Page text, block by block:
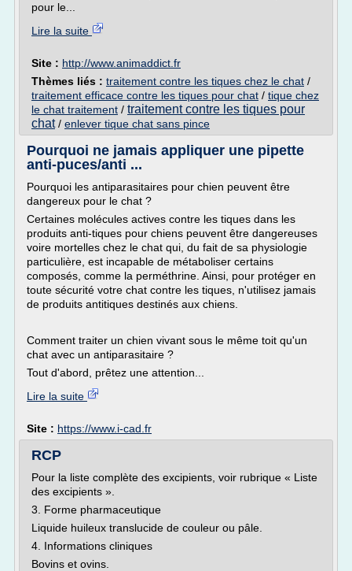
pour le...
Lire la suite
Site : http://www.animaddict.fr
Thèmes liés : traitement contre les tiques chez le chat /
traitement efficace contre les tiques pour chat / tique chez
le chat traitement / traitement contre les tiques pour
chat/ enlever tique chat sans pince
Pourquoi ne jamais appliquer une pipette
anti-puces/anti ...
Pourquoi les antiparasitaires pour chien peuvent être
dangereux pour le chat ?
Certaines molécules actives contre les tiques dans les
produits anti-tiques pour chiens peuvent être dangereuses
voire mortelles chez le chat qui, du fait de sa physiologie
particulière, est incapable de métaboliser certains
composés, comme la perméthrine. Ainsi, pour protéger en
toute sécurité votre chat contre les tiques, n'utilisez jamais
de produits antitiques destinés aux chiens.
Comment traiter un chien vivant sous le même toit qu'un
chat avec un antiparasitaire ?
Tout d'abord, prêtez une attention...
Lire la suite
Site : https://www.i-cad.fr
RCP
Pour la liste complète des excipients, voir rubrique « Liste
des excipients ».
3. Forme pharmaceutique
Liquide huileux translucide de couleur ou pâle.
4. Informations cliniques
Bovins et ovins.